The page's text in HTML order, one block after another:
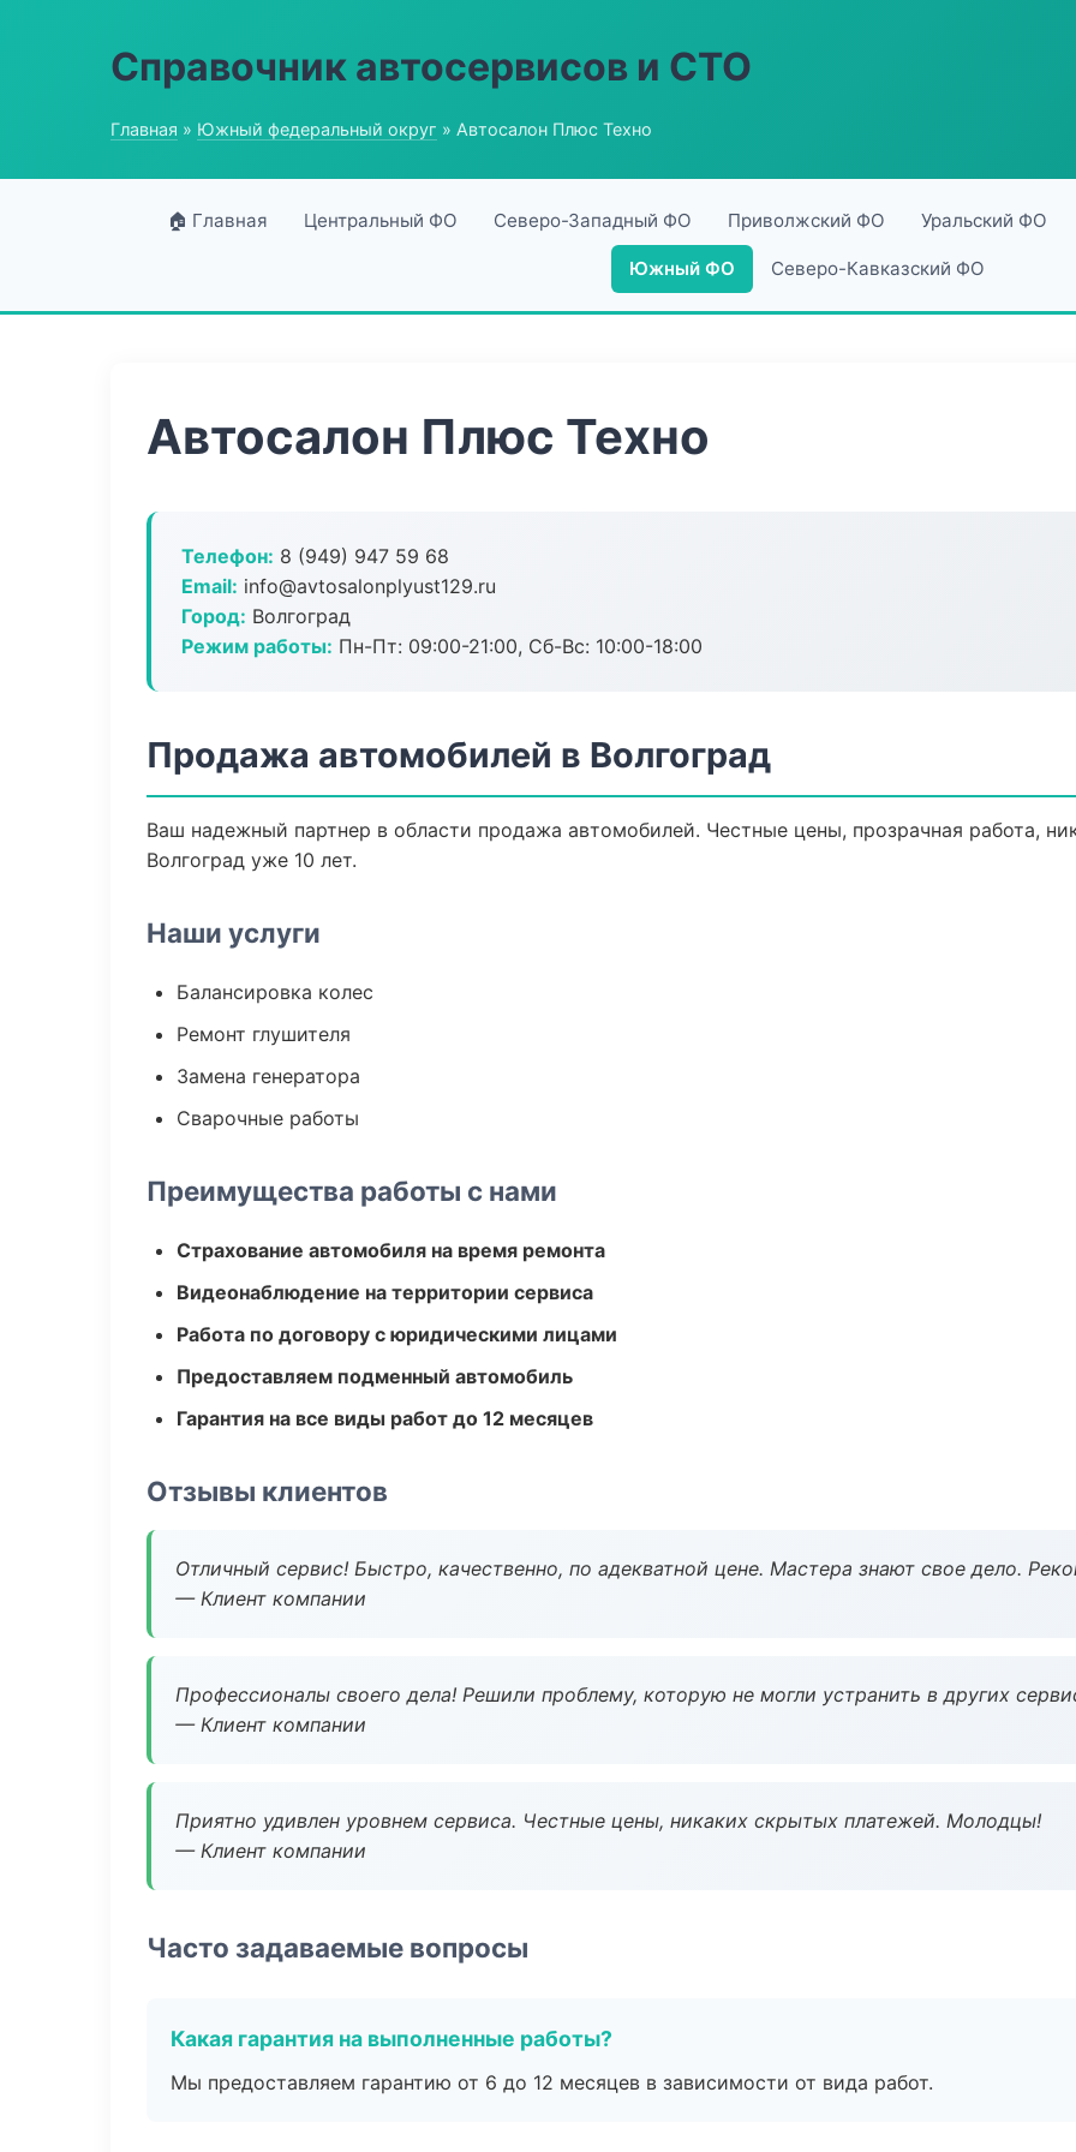
Справочник автосервисов и СТО
Главная » Южный федеральный округ » Автосалон Плюс Техно
🏠 Главная Центральный ФО Северо-Западный ФО Приволжский ФО Уральский ФО
Южный ФО Северо-Кавказский ФО
Автосалон Плюс Техно
Телефон: 8 (949) 947 59 68
Email: info@avtosalonplyust129.ru
Город: Волгоград
Режим работы: Пн-Пт: 09:00-21:00, Сб-Вс: 10:00-18:00
Продажа автомобилей в Волгоград
Ваш надежный партнер в области продажа автомобилей. Честные цены, прозрачная работа,
Волгоград уже 10 лет.
Наши услуги
Балансировка колес
Ремонт глушителя
Замена генератора
Сварочные работы
Преимущества работы с нами
Страхование автомобиля на время ремонта
Видеонаблюдение на территории сервиса
Работа по договору с юридическими лицами
Предоставляем подменный автомобиль
Гарантия на все виды работ до 12 месяцев
Отзывы клиентов
Отличный сервис! Быстро, качественно, по адекватной цене. Мастера знают свое дело.
— Клиент компании
Профессионалы своего дела! Решили проблему, которую не могли устранить в других
— Клиент компании
Приятно удивлен уровнем сервиса. Честные цены, никаких скрытых платежей. Молодцы!
— Клиент компании
Часто задаваемые вопросы
Какая гарантия на выполненные работы?
Мы предоставляем гарантию от 6 до 12 месяцев в зависимости от вида работ.